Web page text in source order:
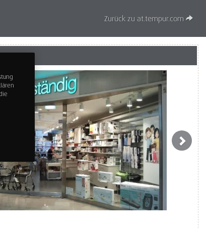
Zurück zu at.tempur.com